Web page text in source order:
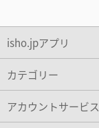
isho.jpアプリ
カテゴリー
アカウントサービス